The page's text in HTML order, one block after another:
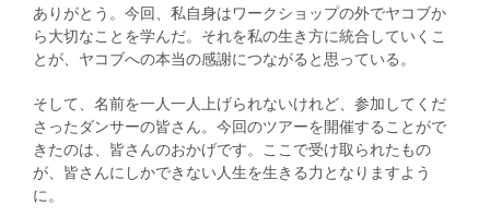
ありがとう。今回、私自身はワークショップの外でヤコブか
ら大切なことを学んだ。それを私の生き方に統合していくこ
とが、ヤコブへの本当の感謝につながると思っている。
そして、名前を一人一人上げられないけれど、参加してくだ
さったダンサーの皆さん。今回のツアーを開催することがで
きたのは、皆さんのおかげです。ここで受け取られたもの
が、皆さんにしかできない人生を生きる力となりますよう
に。